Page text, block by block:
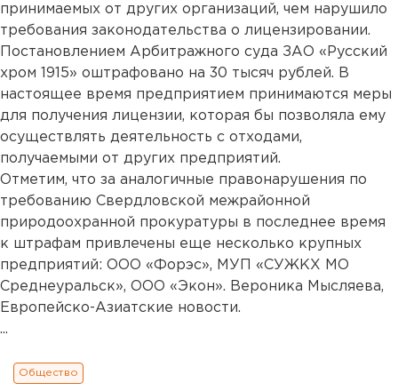
принимаемых от других организаций, чем нарушило
требования законодательства о лицензировании.
Постановлением Арбитражного суда ЗАО «Русский
хром 1915» оштрафовано на 30 тысяч рублей. В
настоящее время предприятием принимаются меры
для получения лицензии, которая бы позволяла ему
осуществлять деятельность с отходами,
получаемыми от других предприятий.
Отметим, что за аналогичные правонарушения по
требованию Свердловской межрайонной
природоохранной прокуратуры в последнее время
к штрафам привлечены еще несколько крупных
предприятий: ООО «Форэс», МУП «СУЖКХ МО
Среднеуральск», ООО «Экон». Вероника Мысляева,
Европейско-Азиатские новости.
...
Общество